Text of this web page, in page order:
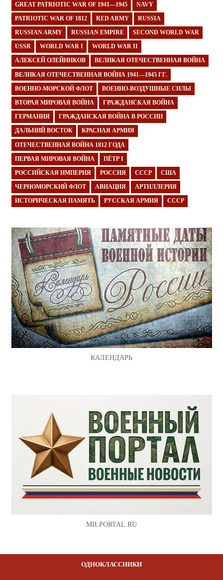
GREAT PATRIOTIC WAR OF 1941—1945 NAVY
PATRIOTIC WAR OF 1812 RED ARMY RUSSIA
RUSSIAN ARMY RUSSIAN EMPIRE SECOND WORLD WAR
USSR WORLD WAR I WORLD WAR II
АЛЕКСЕЙ ОЛЕЙНИКОВ ВЕЛИКАЯ ОТЕЧЕСТВЕННАЯ ВОЙНА
ВЕЛИКАЯ ОТЕЧЕСТВЕННАЯ ВОЙНА 1941—1945 ГГ.
ВОЕННО-МОРСКОЙ ФЛОТ ВОЕННО-ВОЗДУШНЫЕ СИЛЫ
ВТОРАЯ МИРОВАЯ ВОЙНА ГРАЖДАНСКАЯ ВОЙНА
ГЕРМАНИЯ ГРАЖДАНСКАЯ ВОЙНА В РОССИИ
ДАЛЬНИЙ ВОСТОК КРАСНАЯ АРМИЯ
ОТЕЧЕСТВЕННАЯ ВОЙНА 1812 ГОДА
ПЕРВАЯ МИРОВАЯ ВОЙНА ПЁТР I
РОССИЙСКАЯ ИМПЕРИЯ РОССИЯ СССР США
ЧЕРНОМОРСКИЙ ФЛОТ АВИАЦИЯ АРТИЛЛЕРИЯ
ИСТОРИЧЕСКАЯ ПАМЯТЬ РУССКАЯ АРМИЯ СССР
КАЛЕНДАРЬ
MILPORTAL.RU
ОДНОКЛАССНИКИ